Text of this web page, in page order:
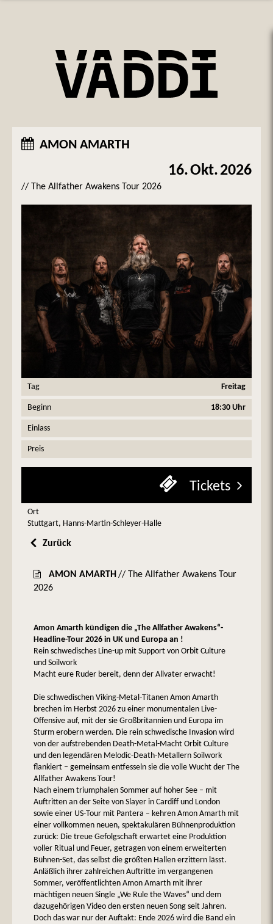
AMON AMARTH
16.Okt.2026
// The Allfather Awakens Tour 2026
Tag Freitag
Beginn 18:30 Uhr
Einlass
Preis
Tickets
Ort
Stuttgart, Hanns-Martin-Schleyer-Halle
Zurück
AMON AMARTH // The Allfather Awakens Tour
2026
Amon Amarth kündigen die „The Allfather Awakens“-
Headline-Tour 2026 in UK und Europa an !
Rein schwedisches Line-up mit Support von Orbit Culture
und Soilwork
Macht eure Ruder bereit, denn der Allvater erwacht!
Die schwedischen Viking-Metal-Titanen Amon Amarth
brechen im Herbst 2026 zu einer monumentalen Live-
Offensive auf, mit der sie Großbritannien und Europa im
Sturm erobern werden. Die rein schwedische Invasion wird
von der aufstrebenden Death-Metal-Macht Orbit Culture
und den legendären Melodic-Death-Metallern Soilwork
flankiert – gemeinsam entfesseln sie die volle Wucht der The
Allfather Awakens Tour!
Nach einem triumphalen Sommer auf hoher See – mit
Auftritten an der Seite von Slayer in Cardiff und London
sowie einer US-Tour mit Pantera – kehren Amon Amarth mit
einer vollkommen neuen, spektakulären Bühnenproduktion
zurück: Die treue Gefolgschaft erwartet eine Produktion
voller Ritual und Feuer, getragen von einem erweiterten
Bühnen-Set, das selbst die größten Hallen erzittern lässt.
Anläßlich ihrer zahlreichen Auftritte im vergangenen
Sommer, veröffentlichten Amon Amarth mit ihrer
mächtigen neuen Single „We Rule the Waves“ und dem
dazugehörigen Video den ersten neuen Song seit Jahren.
Doch das war nur der Auftakt: Ende 2026 wird die Band ein